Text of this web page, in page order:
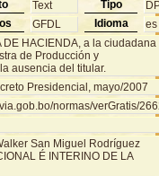
Text Tipo
GFDL Idioma es
DE HACIENDA, a la ciudadana
de Producción y
ausencia del titular.
Presidencial, mayo/2007
normas/verGratis/
San Miguel Rodríguez
É INTERINO DE LA